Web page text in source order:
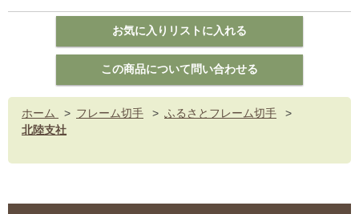
ホーム > フレーム切手 > ふるさとフレーム切手
>
北陸支社